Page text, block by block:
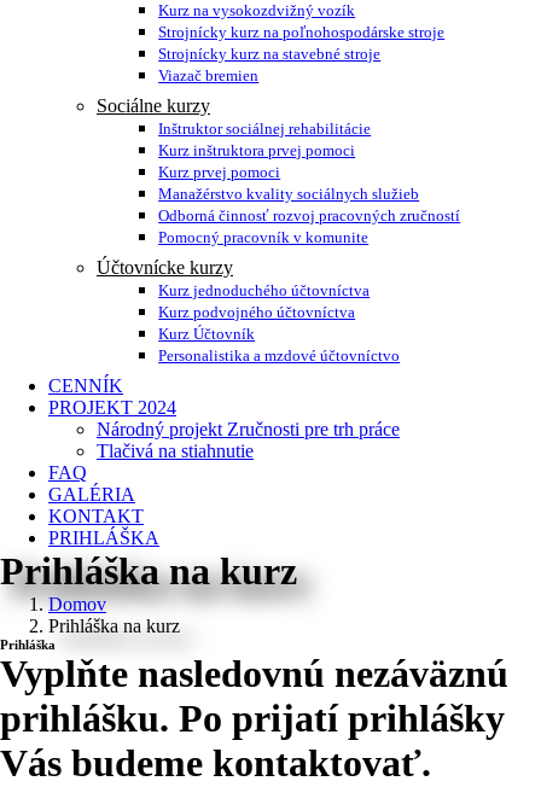
Kurz na vysokozdvižný vozík
Strojnícky kurz na poľnohospodárske stroje
Strojnícky kurz na stavebné stroje
Viazač bremien
Sociálne kurzy
Inštruktor sociálnej rehabilitácie
Kurz inštruktora prvej pomoci
Kurz prvej pomoci
Manažérstvo kvality sociálnych služieb
Odborná činnosť rozvoj pracovných zručností
Pomocný pracovník v komunite
Účtovnícke kurzy
Kurz jednoduchého účtovníctva
Kurz podvojného účtovníctva
Kurz Účtovník
Personalistika a mzdové účtovníctvo
CENNÍK
PROJEKT 2024
Národný projekt Zručnosti pre trh práce
Tlačivá na stiahnutie
FAQ
GALÉRIA
KONTAKT
PRIHLÁŠKA
Prihláška na kurz
Domov
Prihláška na kurz
Prihláška
Vyplňte nasledovnú nezáväznú
prihlášku. Po prijatí prihlášky
Vás budeme kontaktovať.